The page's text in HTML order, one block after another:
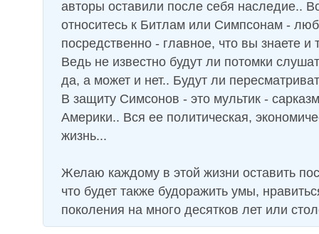
авторы оставили после себя наследие..
относитесь к Битлам или Симпсонам -
посредственно - главное, что вы знаете и
Ведь не известно будут ли потомки
да, а может и нет.. Будут ли
В защиту Симсонов - это мультик -
Америки.. Вся ее политическая,
жизнь...
Желаю каждому в этой жизни оставить
что будет также будоражить умы,
поколения на много десятков лет или